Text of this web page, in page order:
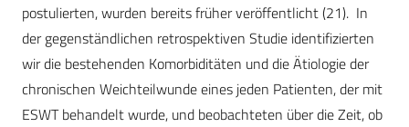
postulierten, wurden bereits früher veröffentlicht (21). In
der gegenständlichen retrospektiven Studie identifizierten
wir die bestehenden Komorbiditäten und die Ätiologie der
chronischen Weichteilwunde eines jeden Patienten, der mit
ESWT behandelt wurde, und beobachteten über die Zeit, ob